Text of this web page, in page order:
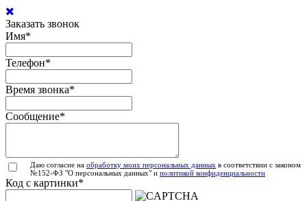
Заказать звонок
Имя*
Телефон*
Время звонка*
Сообщение*
Даю согласие на обработку моих персональных данных в соответствии с законом
№152-ФЗ "О персональных данных" и политикой конфиденциальности
Код с картинки*